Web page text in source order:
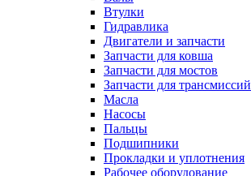
Втулки
Гидравлика
Двигатели и запчасти
Запчасти для ковша
Запчасти для мостов
Запчасти для трансмиссий
Масла
Насосы
Пальцы
Подшипники
Прокладки и уплотнения
Рабочее оборудование